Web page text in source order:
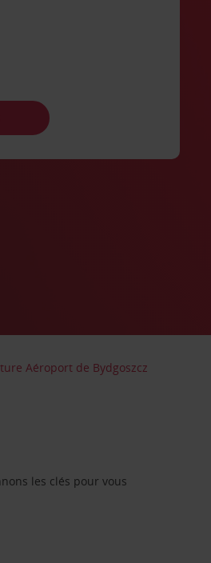
Aéroport de Bydgoszcz
les clés pour vous